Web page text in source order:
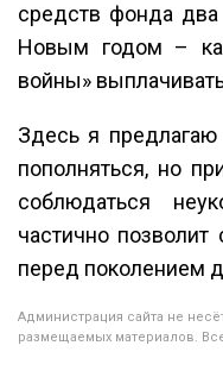
средств фонда
Новым годом –
войны»
Здесь я
пополняться, но
соблюдаться
частично
перед поколением
Администрация сайта не
размещаемых материалов.